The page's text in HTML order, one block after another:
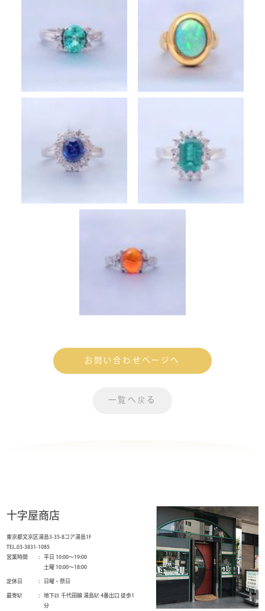
お問い合わせページへ
一覧へ戻る
十字屋商店
東京都文京区湯島3-35-8コア湯島1F
TEL.03-3831-1085
営業時間
平日 10:00～19:00
土曜 10:00～18:00
定休日
日曜・祭日
最寄駅
地下鉄 千代田線 湯島駅 4番出口 徒歩1
分